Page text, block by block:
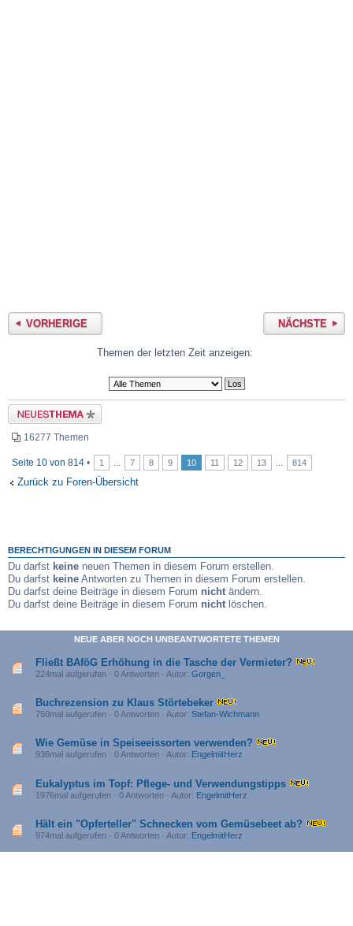
VORHERIGE NÄCHSTE
Themen der letzten Zeit anzeigen:
Neues Thema erstellen
16277 Themen
Seite 10 von 814 • 1 7 8 9 10 11 12 13 814
Zurück zu Foren-Übersicht
BERECHTIGUNGEN IN DIESEM FORUM
Du darfst keine neuen Themen in diesem Forum erstellen.
Du darfst keine Antworten zu Themen in diesem Forum erstellen.
Du darfst deine Beiträge in diesem Forum nicht ändern.
Du darfst deine Beiträge in diesem Forum nicht löschen.
NEUE ABER NOCH UNBEANTWORTETE THEMEN
Fließt BAföG Erhöhung in die Tasche der Vermieter?
224mal aufgerufen · 0 Antworten · Autor: Gorgen_
Buchrezension zu Klaus Störtebeker
750mal aufgerufen · 0 Antworten · Autor: Stefan-Wichmann
Wie Gemüse in Speiseeissorten verwenden?
936mal aufgerufen · 0 Antworten · Autor: EngelmitHerz
Eukalyptus im Topf: Pflege- und Verwendungstipps
1976mal aufgerufen · 0 Antworten · Autor: EngelmitHerz
Hält ein "Opferteller" Schnecken vom Gemüsebeet ab?
974mal aufgerufen · 0 Antworten · Autor: EngelmitHerz